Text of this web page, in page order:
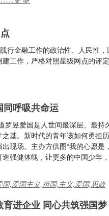
行金融工作的政治性、人民性
工作，严格对照星级网点的评
呼吸共命运
罗昱爱国是人世间最深层、最持
基。新时代的青年该如何勇担
现场。主办方供图“我的心愿是
强健体魄，让更多的中国少年
国,爱国主义,祖国,主义,爱国,思政
进企业 同心共筑强国梦